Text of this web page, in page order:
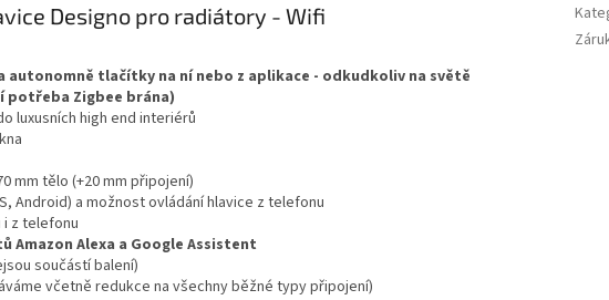
Designo pro radiátory - Wifi
autonomně tlačítky na ní nebo z aplikace - odkudkoliv na světě
potřeba Zigbee brána)
luxusních high end interiérů
mm tělo (+20 mm připojení)
Android) a možnost ovládání hlavice z telefonu
i z telefonu
Amazon Alexa a Google Assistent
součástí balení)
včetně redukce na všechny běžné typy připojení)